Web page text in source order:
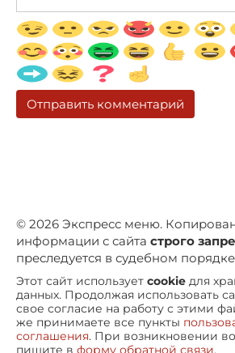
© 2026 Экспресс меню.
информации с сайта строго
преследуется в судебном порядке
Этот сайт использует cookie для
данных. Продолжая использовать
свое согласие на работу с этими
же принимаете все пункты
соглашения. При возникновении
пишите в форму обратной связи.